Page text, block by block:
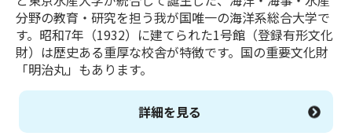
分野の教育・研究を担う我が国唯一の海洋系総合大学で
す。昭和7年（1932）に建てられた1号館（登録有形文化
財）は歴史ある重厚な校舎が特徴です。国の重要文化財
「明治丸」もあります。
詳細を見る